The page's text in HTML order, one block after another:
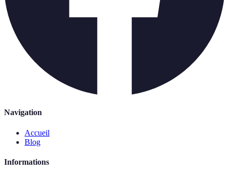
Navigation
Accueil
Blog
Informations